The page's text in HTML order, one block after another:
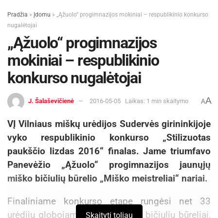
Pradžia » Įdomu » „Ąžuolo“ progimnazijos mokiniai – respublikinio konkurso
nugalėtojai
„Ąžuolo“ progimnazijos
mokiniai – respublikinio
konkurso nugalėtojai
J. Šalaševičienė 2016-05-05 Laikas: 1 min skaitymo AA
VĮ Vilniaus miškų urėdijos Sudervės girininkijoje
vyko respublikinio konkurso „Stilizuotas
paukščio lizdas 2016“ finalas. Jame triumfavo
Panevėžio „Ąžuolo“ progimnazijos jaunųjų
miško bičiulių būrelio „Miško meistreliai“ nariai.
Finaliniame konkurso etape rungėsi net 33
urėdijų globojami jaunųjų miško bičiulių būreliai,
Skaityti toliau